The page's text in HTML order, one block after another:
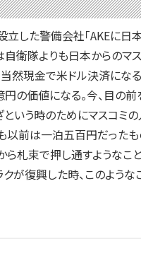
した警備会社「AKEに日
衛隊よりも日本からのマ
然現金で米ドル決済にな
円の価値になる。今、目の
いう時のためにマスコミ
以前は一泊五百円だった
ら札束で押し通すような
クが復興した時、このよ